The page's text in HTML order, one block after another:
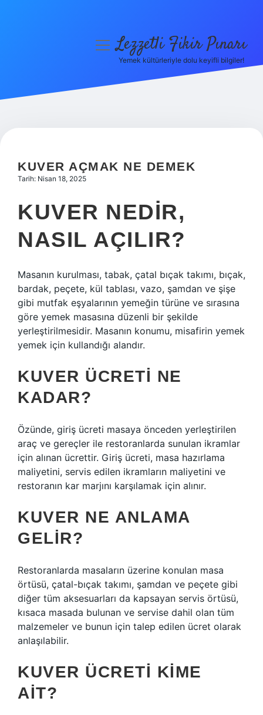
Hakkımızda
menüyüLezzetli Fikir Pınarı
Yemek kültürleriyle dolu keyifli bilgiler!
KUVER AÇMAK NE DEMEK
Tarih: Nisan 18, 2025
KUVER NEDIR,
NASIL AÇILIR?
Masanın kurulması, tabak, çatal bıçak takımı, bıçak,
bardak, peçete, kül tablası, vazo, şamdan ve şişe
gibi mutfak eşyalarının yemeğin türüne ve sırasına
göre yemek masasına düzenli bir şekilde
yerleştirilmesidir. Masanın konumu, misafirin yemek
yemek için kullandığı alandır.
KUVER ÜCRETI NE
KADAR?
Özünde, giriş ücreti masaya önceden yerleştirilen
araç ve gereçler ile restoranlarda sunulan ikramlar
için alınan ücrettir. Giriş ücreti, masa hazırlama
maliyetini, servis edilen ikramların maliyetini ve
restoranın kar marjını karşılamak için alınır.
KUVER NE ANLAMA
GELIR?
Restoranlarda masaların üzerine konulan masa
örtüsü, çatal-bıçak takımı, şamdan ve peçete gibi
diğer tüm aksesuarları da kapsayan servis örtüsü,
kısaca masada bulunan ve servise dahil olan tüm
malzemeler ve bunun için talep edilen ücret olarak
anlaşılabilir.
KUVER ÜCRETI KIME
AIT?